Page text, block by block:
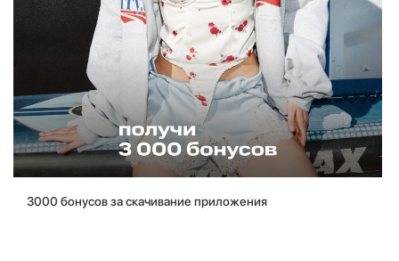
3000 бонусов за скачивание приложения